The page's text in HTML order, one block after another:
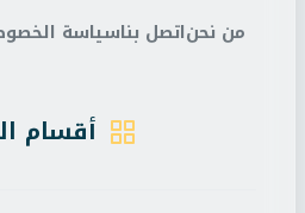
من نحناتصل بناسياسة
أقسام